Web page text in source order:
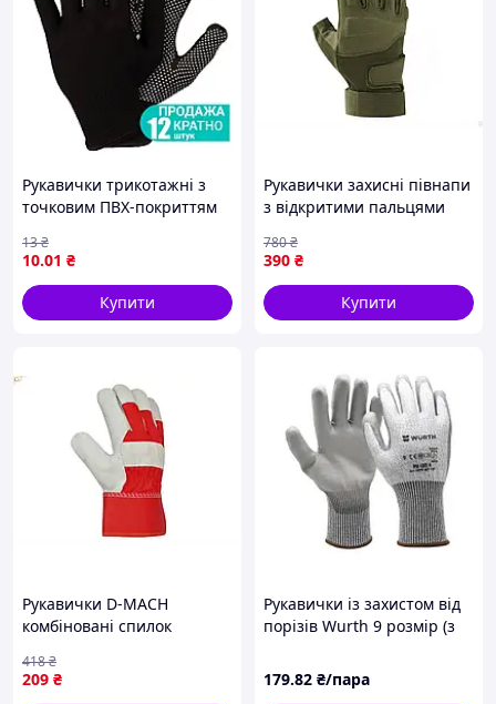
Рукавички трикотажні з
точковим ПВХ-покриттям
КРАТНО 12 парам SIGMA
(9442941)
10.01 ₴
13₴
Купити
Рукавички захисні півнапи
з відкритими пальцями
від механічних
пошкоджень зелені
390 ₴
780₴
Купити
Рукавички D-MACH
комбіновані спилок
під час роботи в саду і
будівництві
209 ₴
418₴
Рукавички із захистом від
порізів Wurth 9 розмір (з
PU)
179.82 ₴/пара